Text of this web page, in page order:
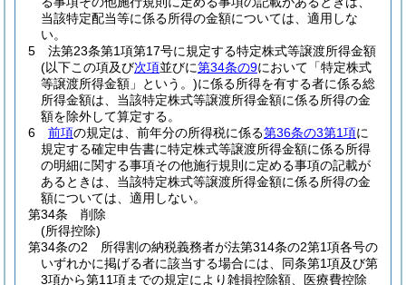
当該特定配当等に係る所得の金額については、適用しな
い。
5
法第23条第1項第17号に規定する特定株式等譲渡所得金額
(以下この項及び次項並びに第34条の9において「特定株式
等譲渡所得金額」という。)に係る所得を有する者に係る総
所得金額は、当該特定株式等譲渡所得金額に係る所得の金
額を除外して算定する。
6
前項の規定は、前年分の所得税に係る第36条の3第1項に
規定する確定申告書に特定株式等譲渡所得金額に係る所得
の明細に関する事項その他施行規則に定める事項の記載が
あるときは、当該特定株式等譲渡所得金額に係る所得の金
額については、適用しない。
第34条
削除
(所得控除)
第34条の2
所得割の納税義務者が法第314条の2第1項各号の
いずれかに掲げる者に該当する場合には、同条第1項及び第
3項から第11項までの規定により雑損控除額、医療費控除